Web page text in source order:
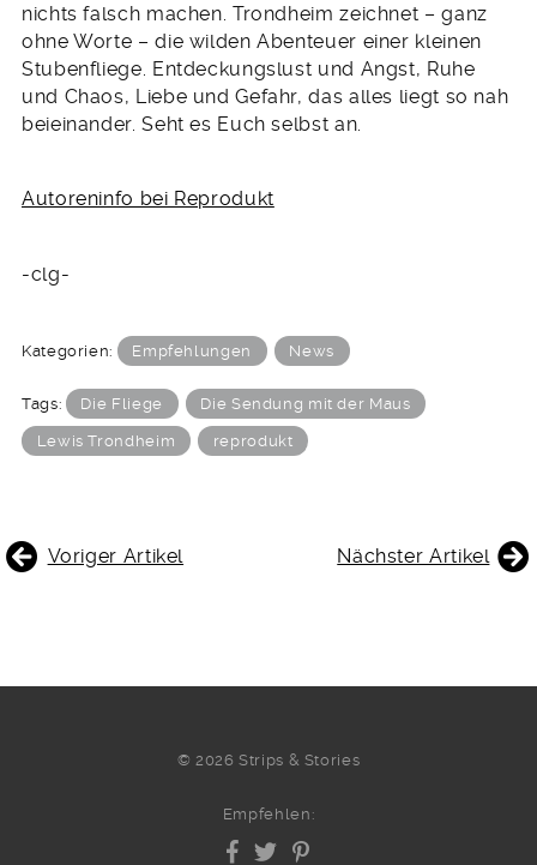
nichts falsch machen. Trondheim zeichnet – ganz
ohne Worte – die wilden Abenteuer einer kleinen
Stubenfliege. Entdeckungslust und Angst, Ruhe
und Chaos, Liebe und Gefahr, das alles liegt so nah
beieinander. Seht es Euch selbst an.
Autoreninfo bei Reprodukt
-clg-
Kategorien: Empfehlungen News
Tags: Die Fliege Die Sendung mit der Maus
Lewis Trondheim reprodukt
BEITRAGSNAVIGATION
Voriger Artikel Nächster Artikel
© 2026 Strips & Stories
Empfehlen: